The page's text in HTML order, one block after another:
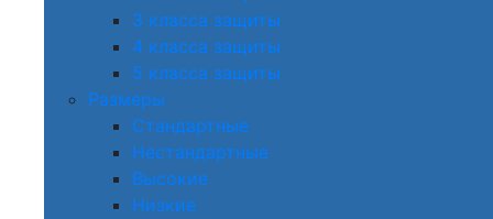
3 класса защиты
4 класса защиты
5 класса защиты
Размеры
Стандартные
Нестандартные
Высокие
Низкие